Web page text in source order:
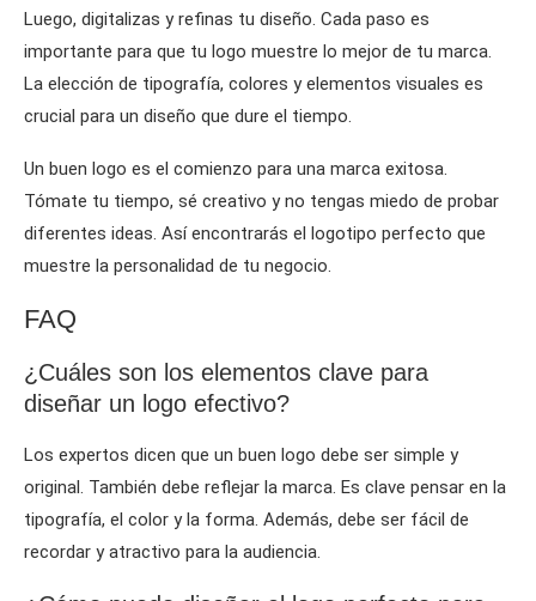
Luego, digitalizas y refinas tu diseño. Cada paso es
importante para que tu logo muestre lo mejor de tu marca.
La elección de tipografía, colores y elementos visuales es
crucial para un diseño que dure el tiempo.
Un buen logo es el comienzo para una marca exitosa.
Tómate tu tiempo, sé creativo y no tengas miedo de probar
diferentes ideas. Así encontrarás el logotipo perfecto que
muestre la personalidad de tu negocio.
FAQ
¿Cuáles son los elementos clave para
diseñar un logo efectivo?
Los expertos dicen que un buen logo debe ser simple y
original. También debe reflejar la marca. Es clave pensar en la
tipografía, el color y la forma. Además, debe ser fácil de
recordar y atractivo para la audiencia.